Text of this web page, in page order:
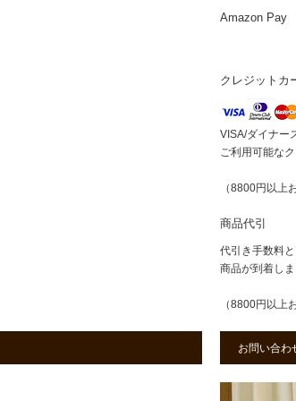
Amazon Pay
クレジットカ
VISA/ダイナー
ご利用可能な
（8800円以上
商品代引
代引き手数料
商品が到着し
（8800円以上
お問い合わ